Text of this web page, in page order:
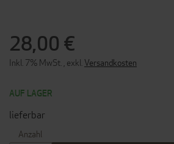
28,00 €
Inkl. 7% MwSt. exkl. Versandkosten
AUF LAGER
lieferbar
Anzahl